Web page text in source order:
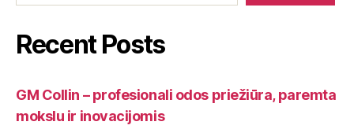
Recent Posts
GM Collin – profesionali odos priežiūra, paremta
mokslu ir inovacijomis